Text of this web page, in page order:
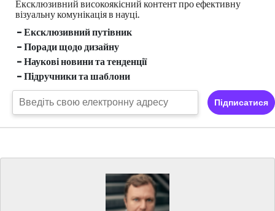
Ексклюзивний високоякісний контент про ефективну
візуальнукомунікація в науці.
- Ексклюзивний путівник
- Поради щодо дизайну
- Наукові новини та тенденції
- Підручники та шаблони
Підписатися